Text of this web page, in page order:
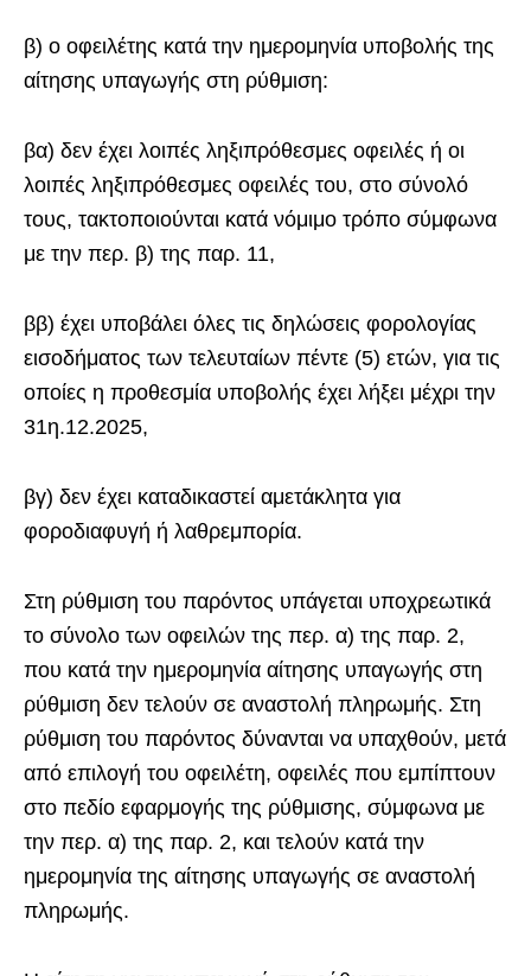
β) ο οφειλέτης κατά την ημερομηνία υποβολής της
αίτησης υπαγωγής στη ρύθμιση:
βα) δεν έχει λοιπές ληξιπρόθεσμες οφειλές ή οι
λοιπές ληξιπρόθεσμες οφειλές του, στο σύνολό
τους, τακτοποιούνται κατά νόμιμο τρόπο σύμφωνα
με την περ. β) της παρ. 11,
ββ) έχει υποβάλει όλες τις δηλώσεις φορολογίας
εισοδήματος των τελευταίων πέντε (5) ετών, για τις
οποίες η προθεσμία υποβολής έχει λήξει μέχρι την
31η.12.2025,
βγ) δεν έχει καταδικαστεί αμετάκλητα για
φοροδιαφυγή ή λαθρεμπορία.
Στη ρύθμιση του παρόντος υπάγεται υποχρεωτικά
το σύνολο των οφειλών της περ. α) της παρ. 2,
που κατά την ημερομηνία αίτησης υπαγωγής στη
ρύθμιση δεν τελούν σε αναστολή πληρωμής. Στη
ρύθμιση του παρόντος δύνανται να υπαχθούν, μετά
από επιλογή του οφειλέτη, οφειλές που εμπίπτουν
στο πεδίο εφαρμογής της ρύθμισης, σύμφωνα με
την περ. α) της παρ. 2, και τελούν κατά την
ημερομηνία της αίτησης υπαγωγής σε αναστολή
πληρωμής.